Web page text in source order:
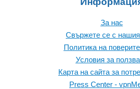
За нас
Свържете се с нашия
Политика на
Условия за
Карта на сайта за
Press Center -